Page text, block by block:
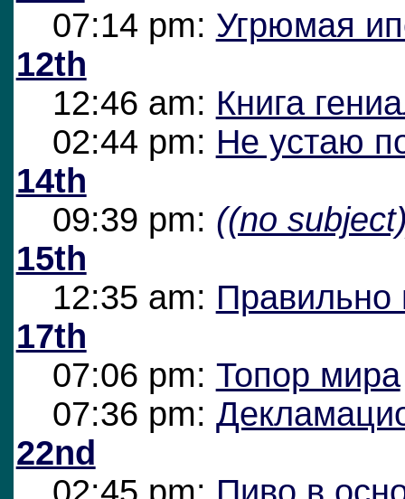
07:14 pm: Угрюмая
12th
12:46 am: Книга
02:44 pm: Не устаю
14th
09:39 pm: ((no
15th
12:35 am: Правильно
17th
07:06 pm: Топор мира
07:36 pm:
22nd